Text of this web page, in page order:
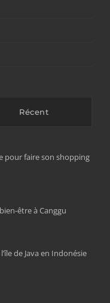
Récent
pour faire son shopping
être à Canggu
de Java en Indonésie